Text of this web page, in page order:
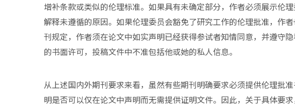
增补条款或类似的伦理标准。如果具有未确定部分，作者必须展示伦
解释未遵循的原因。如果伦理委员会豁免了研究工作的伦理批准，作
刊规定，作者须在论文中如实声明已经获得参试者知情同意，并遵守
的书面许可，投稿文件中不准包括他或她的私人信息。
从上述国内外期刊要求来看，虽然有些期刊明确要求必须提供伦理批
明是否可以仅在论文中声明而无需提供证明文件。因此，关于具体要